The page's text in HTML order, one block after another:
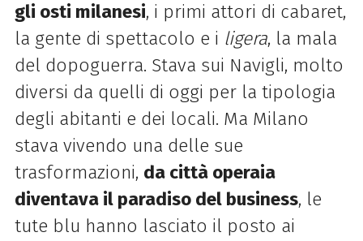
gli osti milanesi, i primi attori di cabaret,
la gente di spettacolo e i ligera, la mala
del dopoguerra. Stava sui Navigli, molto
diversi da quelli di oggi per la tipologia
degli abitanti e dei locali. Ma Milano
stava vivendo una delle sue
trasformazioni, da città operaia
diventava il paradiso del business, le
tute blu hanno lasciato il posto ai